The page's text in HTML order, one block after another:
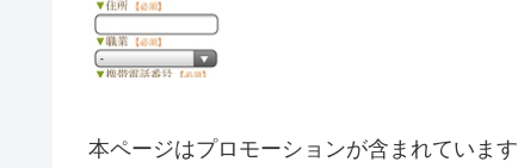
本ページはプロモーションが含まれています